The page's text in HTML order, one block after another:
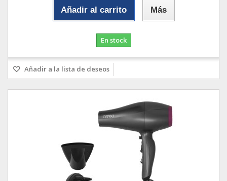
Añadir al carrito Más
En stock
Añadir a la lista de deseos